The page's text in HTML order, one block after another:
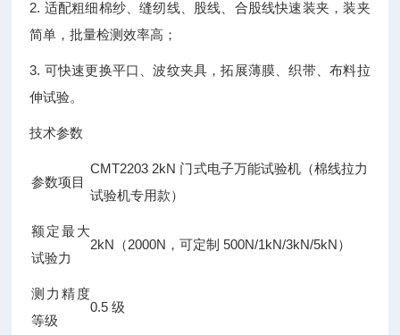
2. 适配粗细棉纱、缝纫线、股线、合股线快速装夹，装夹
简单，批量检测效率高；
3. 可快速更换平口、波纹夹具，拓展薄膜、织带、布料拉
伸试验。
技术参数
参数项目
CMT2203 2kN 门式电子万能试验机（棉线拉力
试验机专用款）
额定最大
试验力
2kN（2000N，可定制 500N/1kN/3kN/5kN）
测力精度
等级
0.5 级